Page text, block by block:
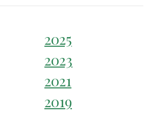
2025
2023
2021
2019